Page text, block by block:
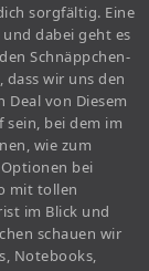
sorgfältig. Eine
dabei geht es
Schnäppchen-
wir uns den
Deal von Diesem
sein, bei dem im
wie zum
bei
mit tollen
im Blick und
schauen wir
Notebooks,